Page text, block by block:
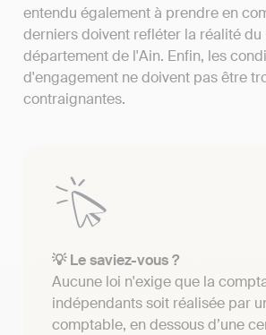
entendu également à prendre en
derniers doivent refléter la réalité du
département de l'Ain. Enfin, les
d'engagement ne doivent pas être
contraignantes.
💡 Le saviez-vous ?
Aucune loi n'exige que la
indépendants soit réalisée par
comptable, en dessous d’une